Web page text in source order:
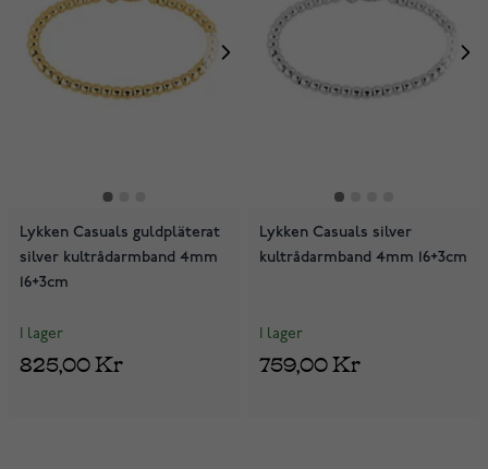
Lykken Casuals guldpläterat
silver kultrådarmband 4mm
16+3cm
I lager
825,00 Kr
Lykken Casuals silver
kultrådarmband 4mm 16+3cm
I lager
759,00 Kr